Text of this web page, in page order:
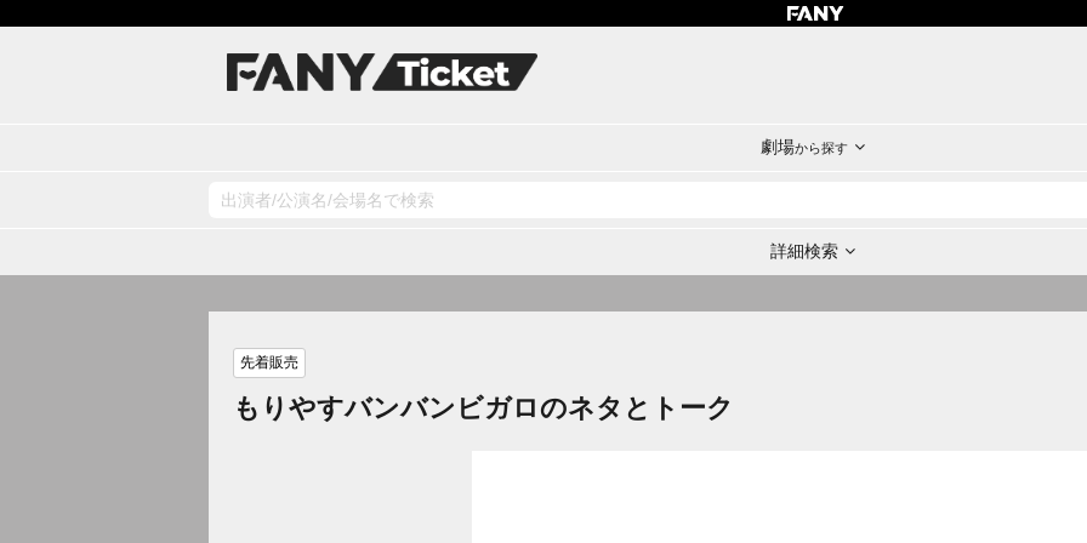
劇場から探す
詳細検索
先着販売
もりやすバンバンビガロのネタとトーク